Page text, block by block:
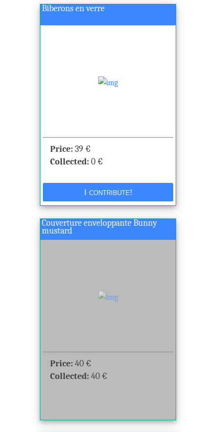
Biberons en verre
Price: 39 €
Collected: 0 €
Couverture enveloppante Bunny
mustard
Price: 40 €
Collected: 40 €